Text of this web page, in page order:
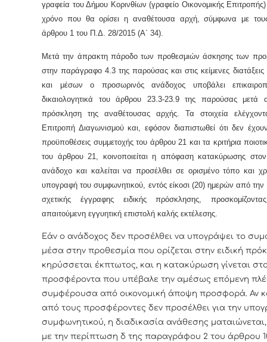
γραφεία του Δήμου Κορινθίων (γραφείο Οικονομικής
χρόνο που θα ορίσει η αναθέτουσα αρχή, σύμφωνα με
άρθρου 1 του Π.Δ. 28/2015 (Α΄ 34).
Μετά την άπρακτη πάροδο των προθεσμιών άσκησης των
στην παράγραφο 4.3 της παρούσας και στις κείμενες
και μέσων ο προσωρινός ανάδοχος υποβάλει
δικαιολογητικά του άρθρου 23.3-23.9 της παρούσας μετά
πρόσκληση της αναθέτουσας αρχής. Τα στοιχεία
Επιτροπή Διαγωνισμού και, εφόσον διαπιστωθεί ότι δεν έχουν
προϋποθέσεις συμμετοχής του άρθρου 21 και τα κριτήρια
του άρθρου 21, κοινοποιείται η απόφαση κατακύρωσης
ανάδοχο και καλείται να προσέλθει σε ορισμένο τόπο και
υπογραφή του συμφωνητικού, εντός είκοσι (20) ημερών από την
σχετικής έγγραφης ειδικής πρόσκλησης,
απαιτούμενη εγγυητική επιστολή καλής εκτέλεσης.
Εάν ο ανάδοχος δεν προσέλθει να υπογράψει το
μέσα στην προθεσμία που ορίζεται στην ειδική
κηρύσσεται έκπτωτος, και η κατακύρωση γίνεται
προσφέροντα που υπέβαλε την αμέσως επόμενη
συμφέρουσα από οικονομική άποψη προσφορά. Αν
από τους προσφέροντες δεν προσέλθει για την
συμφωνητικού, η διαδικασία ανάθεσης
με την περίπτωση δ της παραγράφου 2 του άρθρου